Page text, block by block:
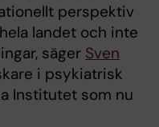
perspektiv
landet och inte
säger Sven
i psykiatrisk
Institutet som nu